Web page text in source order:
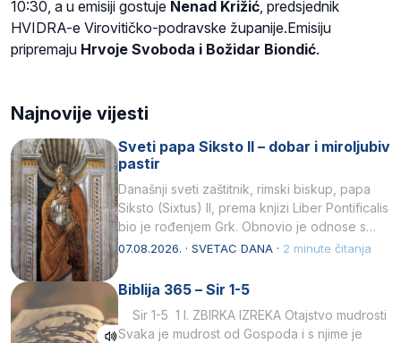
10:30, a u emisiji gostuje Nenad Križić , predsjednik
HVIDRA-e Virovitičko-podravske županije.Emisiju
pripremaju Hrvoje Svoboda i Božidar Biondić.
Najnovije vijesti
Sveti papa Siksto II – dobar i miroljubiv
pastir
Današnji sveti zaštitnik, rimski biskup, papa
Siksto (Sixtus) II, prema knjizi Liber Pontificalis
bio je rođenjem Grk. Obnovio je odnose s
afričkim…
07.08.2026. · SVETAC DANA · 2 minute čitanja
Biblija 365 – Sir 1-5
Sir 1-5 1 I. ZBIRKA IZREKA Otajstvo mudrosti
Svaka je mudrost od Gospoda i s njime je